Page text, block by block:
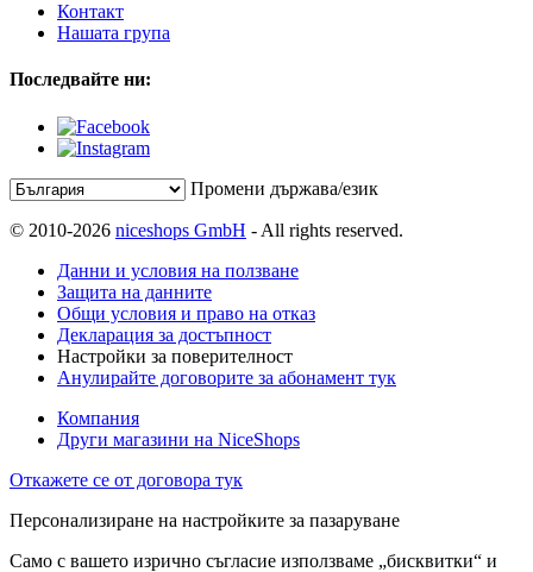
Контакт
Нашата група
Последвайте ни:
Промени държава/език
© 2010-2026 niceshops GmbH - All rights reserved.
Данни и условия на ползване
Защита на данните
Общи условия и право на отказ
Декларация за достъпност
Настройки за поверителност
Анулирайте договорите за абонамент тук
Компания
Други магазини на NiceShops
Откажете се от договора тук
Персонализиране на настройките за пазаруване
Само с вашето изрично съгласие използваме „бисквитки“ и